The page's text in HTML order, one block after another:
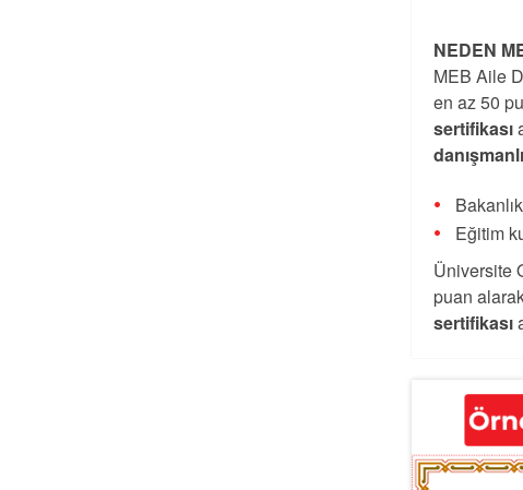
NEDEN
MEB Aile
en az 50
sertifikası
Eğitim
Üniversite
puan
sertifikası